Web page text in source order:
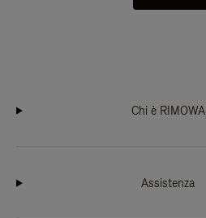
Chi è RIMOWA
Assistenza